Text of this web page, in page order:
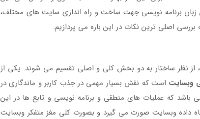
زبان برنامه نویسی جهت ساخت و راه اندازی سایت های مختلف،
بررسی اصلی ترین نکات در این باره می پردازیم.
نظر ساختار به دو بخش کلی و اصلی تقسیم می شوند. یکی از
وبسایت است که نقش بسیار مهمی در جذب کاربر و ماندگاری در
که عملیات های منطقی و برنامه نویسی و تابع ها در این
داده وبسایت صورت می گیرد و بصورت کلی مغز متفکر وبسایت